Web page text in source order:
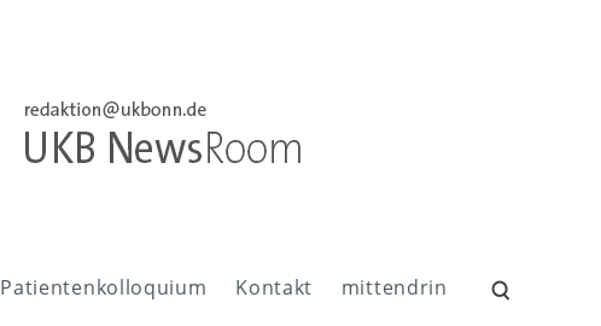
Patientenkolloquium Kontakt mittendrin
Suchen